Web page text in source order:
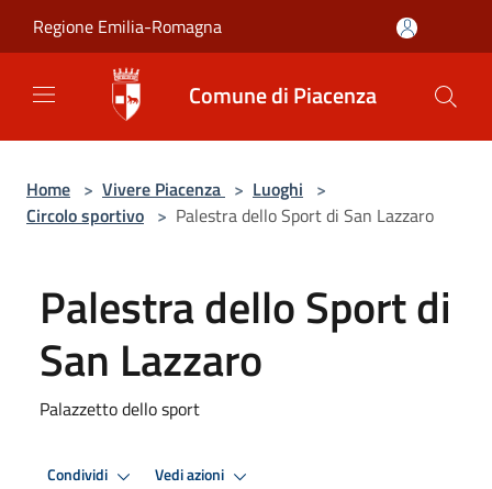
Regione Emilia-Romagna
Comune di Piacenza
Home > Vivere Piacenza > Luoghi >
Circolo sportivo > Palestra dello Sport di San Lazzaro
Palestra dello Sport di
San Lazzaro
Palazzetto dello sport
Condividi Vedi azioni